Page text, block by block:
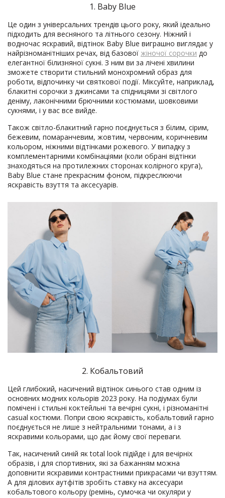
1. Baby Blue
Це один з універсальних трендів цього року, який ідеально
підходить для весняного та літнього сезону. Ніжний і
водночас яскравий, відтінок Baby Blue виграшно виглядає у
найрізноманітніших речах, від базової жіночої сорочки до
елегантної білизняної сукні. З ним ви за лічені хвилини
зможете створити стильний монохромний образ для
роботи, відпочинку чи святкової події. Міксуйте, наприклад,
блакитні сорочки з джинсами та спідницями зі світлого
деніму, лаконічними брючними костюмами, шовковими
сукнями, і у вас все вийде.
Також світло-блакитний гарно поєднується з білим, сірим,
бежевим, помаранчевим, жовтим, червоним, коричневим
кольором, ніжними відтінками рожевого. У випадку з
комплементарними комбінаціями (коли обрані відтінки
знаходяться на протилежних сторонах колірного круга),
Baby Blue стане прекрасним фоном, підкреслюючи
яскравість взуття та аксесуарів.
2. Кобальтовий
Цей глибокий, насичений відтінок синього став одним із
основних модних кольорів 2023 року. На подіумах були
помічені і стильні коктейльні та вечірні сукні, і різноманітні
casual костюми. Попри свою яскравість, кобальтовий гарно
поєднується не лише з нейтральними тонами, а і з
яскравими кольорами, що дає йому свої переваги.
Так, насичений синій як total look підійде і для вечірніх
образів, і для спортивних, які за бажанням можна
доповнити яскравими контрастними прикрасами чи взуттям.
А для ділових аутфітів зробіть ставку на аксесуари
кобальтового кольору (ремінь, сумочка чи окуляри у